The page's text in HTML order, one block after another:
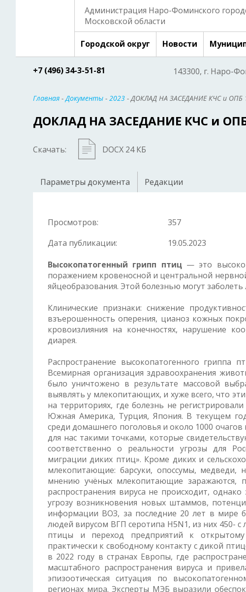
Администрация Наро-Фоминского
Московской области
Городской округ Новости
+7 (496) 34-3-51-81 143300, г. Наро-
Главная -Документы - 2023 - ДОКЛАД НА ЗАСЕДАНИЕ КЧС и ОПБ
ДОКЛАД НА ЗАСЕДАНИЕ КЧС и
Скачать: DOCX 24 КБ
Параметры документа Редакции
Просмотров:
357
Дата публикации:
19.05.2023
Высокопатогенный грипп птиц— это
поражением кровеносной и центральной
яйцеобразования. Этой болезнью могут
Клинические признаки: снижение
взъерошенность оперения, цианоз кожных
кровоизлияния на конечностях, нарушение
диарея.
Распространение высокопатогенного
Всемирная организация здравоохранения
было уничтожено в результате массовой
выявлять у млекопитающих, и хуже всего, что
на территориях, где болезнь не
Южная Америка, Турция, Япония. В текущем
среди домашнего поголовья и около 1000
для нас такими точками, которые
соответственно о реальности угрозы для
миграции диких птиц». Кроме диких и
млекопитающие: барсуки, опоссумы,
мнению учёных млекопитающие
распространения вируса не происходит,
угрозу возникновения новых штаммов,
информации ВОЗ, за последние 20 лет в мире
людей вирусом ВГП серотипа H5N1, из них 450-
птицы и переход предприятий к открытому
практически к свободному контакту с дикой
в 2022 году в странах Европы, где
масштабного распространения вируса и
эпизоотическая ситуация по
регионах мира. Эксперты МЭБ выразили